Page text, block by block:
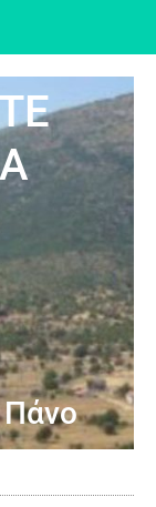
Πάνο